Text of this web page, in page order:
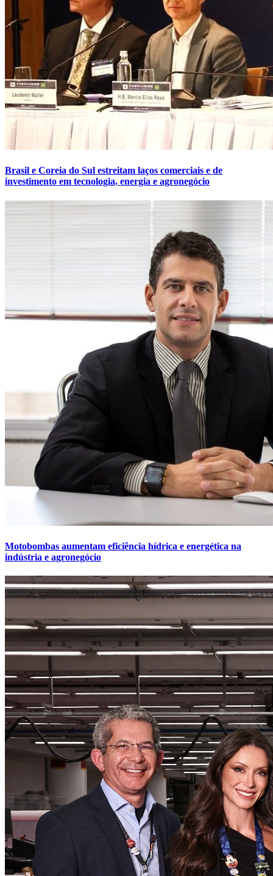
Brasil e Coreia do Sul estreitam laços comerciais e de
investimento em tecnologia, energia e agronegócio
Motobombas aumentam eficiência hídrica e energética na
indústria e agronegócio